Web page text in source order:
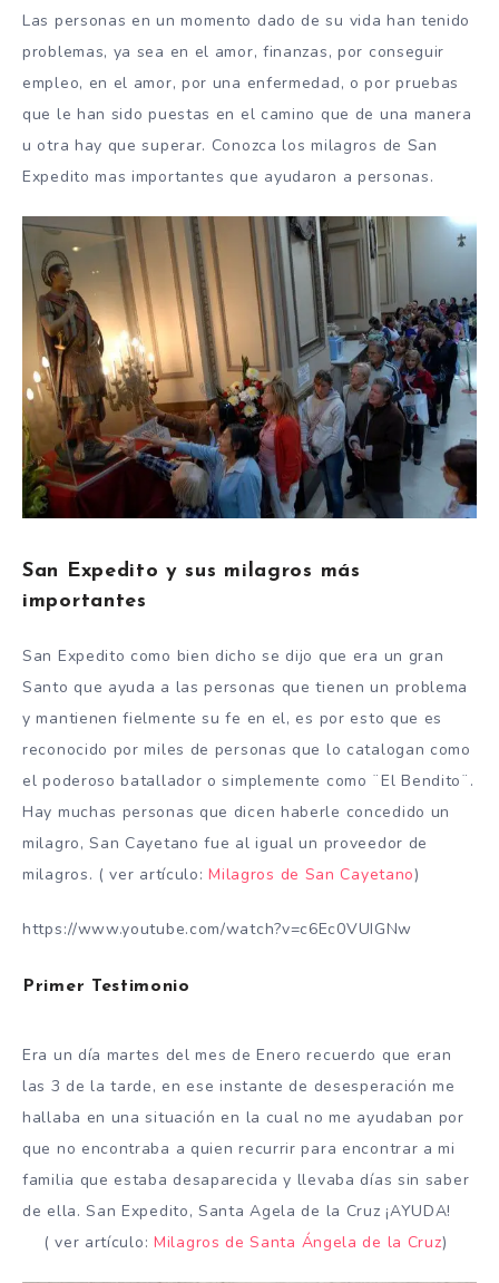
Las personas en un momento dado de su vida han tenido
problemas, ya sea en el amor, finanzas, por conseguir
empleo, en el amor, por una enfermedad, o por pruebas
que le han sido puestas en el camino que de una manera
u otra hay que superar. Conozca los milagros de San
Expedito mas importantes que ayudaron a personas.
San Expedito y sus milagros más
importantes
San Expedito como bien dicho se dijo que era un gran
Santo que ayuda a las personas que tienen un problema
y mantienen fielmente su fe en el, es por esto que es
reconocido por miles de personas que lo catalogan como
el poderoso batallador o simplemente como ¨El Bendito¨.
Hay muchas personas que dicen haberle concedido un
milagro, San Cayetano fue al igual un proveedor de
milagros. ( ver artículo:Milagros de San Cayetano)
https://www.youtube.com/watch?v=c6Ec0VUIGNw
Primer Testimonio
Era un día martes del mes de Enero recuerdo que eran
las 3 de la tarde, en ese instante de desesperación me
hallaba en una situación en la cual no me ayudaban por
que no encontraba a quien recurrir para encontrar a mi
familia que estaba desaparecida y llevaba días sin saber
de ella. San Expedito, Santa Agela de la Cruz ¡AYUDA!
( ver artículo: Milagros de Santa Ángela de la Cruz)